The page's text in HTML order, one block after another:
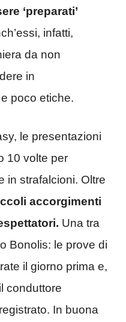
‘preparati’
infatti,
da non
in
poco etiche.
le presentazioni
10 volte per
in strafalcioni. Oltre
accorgimenti
Una tra
Bonolis: le prove di
il giorno prima e,
conduttore
In buona